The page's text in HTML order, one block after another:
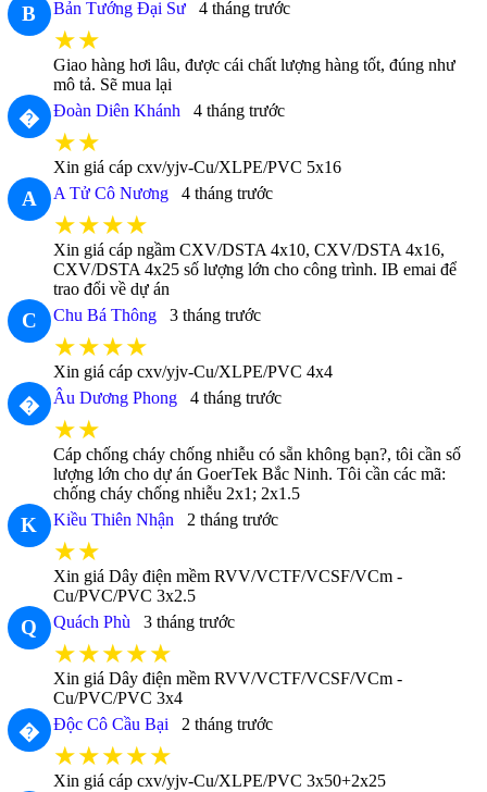
B Bản Tướng Đại Sư 4 tháng trước
★★
Giao hàng hơi lâu, được cái chất lượng hàng tốt, đúng như
mô tả. Sẽ mua lại
� Đoàn Diên Khánh 4 tháng trước
★★
Xin giá cáp cxv/yjv-Cu/XLPE/PVC 5x16
A A Tử Cô Nương 4 tháng trước
★★★★
Xin giá cáp ngầm CXV/DSTA 4x10, CXV/DSTA 4x16,
CXV/DSTA 4x25 số lượng lớn cho công trình. IB emai để
trao đổi về dự án
C Chu Bá Thông 3 tháng trước
★★★★
Xin giá cáp cxv/yjv-Cu/XLPE/PVC 4x4
� Âu Dương Phong 4 tháng trước
★★
Cáp chống cháy chống nhiễu có sẵn không bạn?, tôi cần số
lượng lớn cho dự án GoerTek Bắc Ninh. Tôi cần các mã:
chống cháy chống nhiễu 2x1; 2x1.5
K Kiều Thiên Nhận 2 tháng trước
★★
Xin giá Dây điện mềm RVV/VCTF/VCSF/VCm -
Cu/PVC/PVC 3x2.5
Q Quách Phù 3 tháng trước
★★★★★
Xin giá Dây điện mềm RVV/VCTF/VCSF/VCm -
Cu/PVC/PVC 3x4
� Độc Cô Cầu Bại 2 tháng trước
★★★★★
Xin giá cáp cxv/yjv-Cu/XLPE/PVC 3x50+2x25